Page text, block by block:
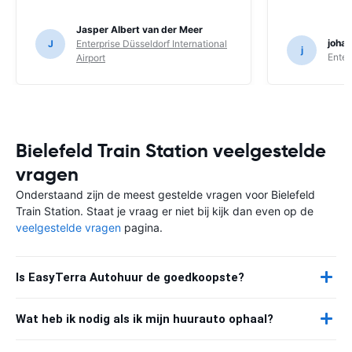
J
Jasper Albert van der Meer
Enterprise Düsseldorf International
Airport
j
Bielefeld Train Station veelgestelde
vragen
Onderstaand zijn de meest gestelde vragen voor Bielefeld
Train Station. Staat je vraag er niet bij kijk dan even op de
veelgestelde vragen pagina.
Is EasyTerra Autohuur de goedkoopste?
Wat heb ik nodig als ik mijn huurauto ophaal?